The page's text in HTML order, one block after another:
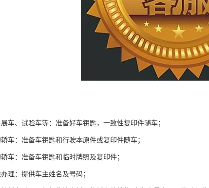
车、试验车等：准备好车钥匙，一致性复印件随车；
车：准备车钥匙和行驶本原件或复印件随车；
车：准备车钥匙和临时牌照及复印件；
理：提供车主姓名及号码；